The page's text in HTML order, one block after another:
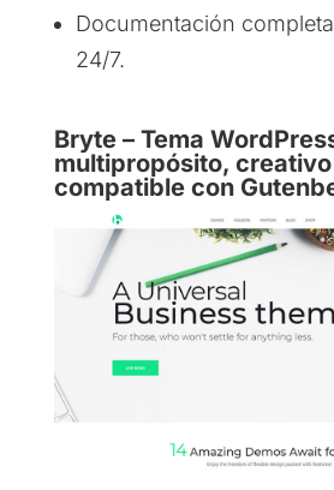
Documentación
24/7.
Bryte – Tema
multipropósito,
compatible con